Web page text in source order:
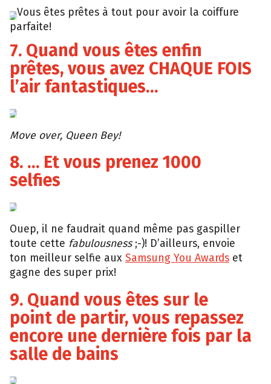
Giphy
Vous êtes prêtes à tout pour avoir la coiffure
parfaite!
7. Quand vous êtes enfin
prêtes, vous avez CHAQUE FOIS
l’air fantastiques…
Tumblr
Move over, Queen Bey!
8. … Et vous prenez 1000
selfies
Xclusivetouch
Ouep, il ne faudrait quand même pas gaspiller
toute cette fabulousness;-)! D’ailleurs, envoie
ton meilleur selfie aux Samsung You Awards et
gagne des super prix!
9. Quand vous êtes sur le
point de partir, vous repassez
encore une dernière fois par la
salle de bains
WordPress